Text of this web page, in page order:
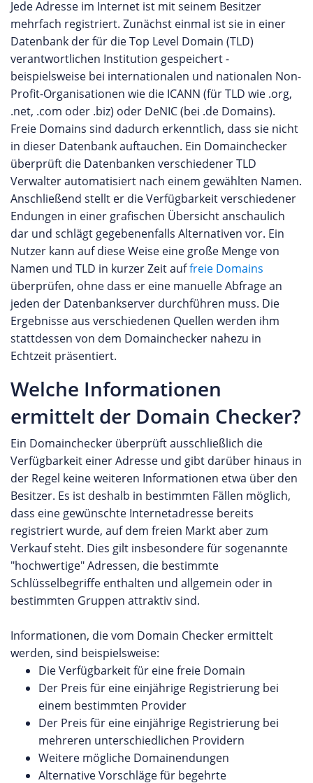
Jede Adresse im Internet ist mit seinem Besitzer
mehrfach registriert. Zunächst einmal ist sie in einer
Datenbank der für die Top Level Domain (TLD)
verantwortlichen Institution gespeichert -
beispielsweise bei internationalen und nationalen Non-
Profit-Organisationen wie die ICANN (für TLD wie .org,
.net, .com oder .biz) oder DeNIC (bei .de Domains).
Freie Domains sind dadurch erkenntlich, dass sie nicht
in dieser Datenbank auftauchen. Ein Domainchecker
überprüft die Datenbanken verschiedener TLD
Verwalter automatisiert nach einem gewählten Namen.
Anschließend stellt er die Verfügbarkeit verschiedener
Endungen in einer grafischen Übersicht anschaulich
dar und schlägt gegebenenfalls Alternativen vor. Ein
Nutzer kann auf diese Weise eine große Menge von
Namen und TLD in kurzer Zeit auffreie Domains
überprüfen, ohne dass er eine manuelle Abfrage an
jeden der Datenbankserver durchführen muss. Die
Ergebnisse aus verschiedenen Quellen werden ihm
stattdessen von dem Domainchecker nahezu in
Echtzeit präsentiert.
Welche Informationen
ermittelt der Domain Checker?
Ein Domainchecker überprüft ausschließlich die
Verfügbarkeit einer Adresse und gibt darüber hinaus in
der Regel keine weiteren Informationen etwa über den
Besitzer. Es ist deshalb in bestimmten Fällen möglich,
dass eine gewünschte Internetadresse bereits
registriert wurde, auf dem freien Markt aber zum
Verkauf steht. Dies gilt insbesondere für sogenannte
"hochwertige" Adressen, die bestimmte
Schlüsselbegriffe enthalten und allgemein oder in
bestimmten Gruppen attraktiv sind.
Informationen, die vom Domain Checker ermittelt
werden, sind beispielsweise:
Die Verfügbarkeit für eine freie Domain
Der Preis für eine einjährige Registrierung bei
einem bestimmten Provider
Der Preis für eine einjährige Registrierung bei
mehreren unterschiedlichen Providern
Weitere mögliche Domainendungen
Alternative Vorschläge für begehrte